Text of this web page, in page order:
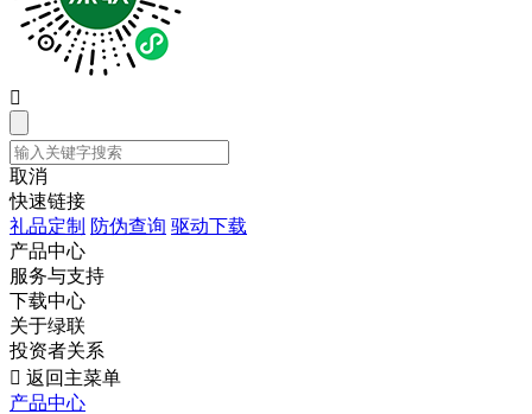

取消
快速链接
礼品定制 防伪查询 驱动下载
产品中心
服务与支持
下载中心
关于绿联
投资者关系
 返回主菜单
产品中心